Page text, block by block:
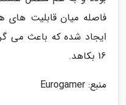
ایجاد شده که باعث می
16 بکاهد.
منبع: Eurogamer